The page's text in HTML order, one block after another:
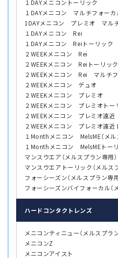
１DAYメニコントーリック
１DAYメニコン マルチフォーカ
1DAYメニコン プレミオ マル
１DAYメニコン Rei
１DAYメニコン Reiトーリック
２WEEKメニコン Rei
２WEEKメニコン Reiトーリック
２WEEKメニコン Rei マルチ
２WEEKメニコン デュオ
２WEEKメニコン プレミオ
２WEEKメニコン プレミオトー
２WEEKメニコン プレミオ遠近
２WEEKメニコン プレミオ遠近
１Monthメニコン MelsME（メル
１Monthメニコン MelsMEトーリ
マンスウエア（メルスプラン専用）
マンスウエアトーリック（メルス
フォーシーズン（メルスプラン専用
フォーシーズンバイフォーカル（
ハード コンタクトレンズ
メニコンティニュー（メルスプラ
メニコンZ
メニコンアイスト